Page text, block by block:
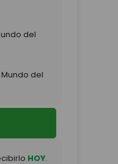
del
del
HOY.